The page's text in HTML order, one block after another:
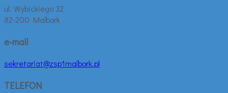
ul. Wybickiego 32
82-200 Malbork
e-mail
sekretariat@zsp1malbork.pl
TELEFON